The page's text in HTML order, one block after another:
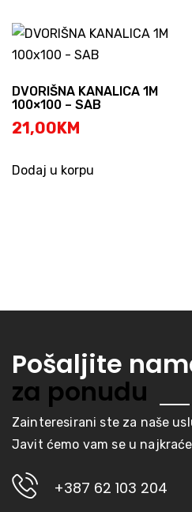
DVORIŠNA KANALICA 1M
100×100 – SAB
21,00KM
Dodaj u korpu
Pošaljite
za ponudu
Zainteresirani ste za naše
Javit ćemo vam se u
+387 62 103 204